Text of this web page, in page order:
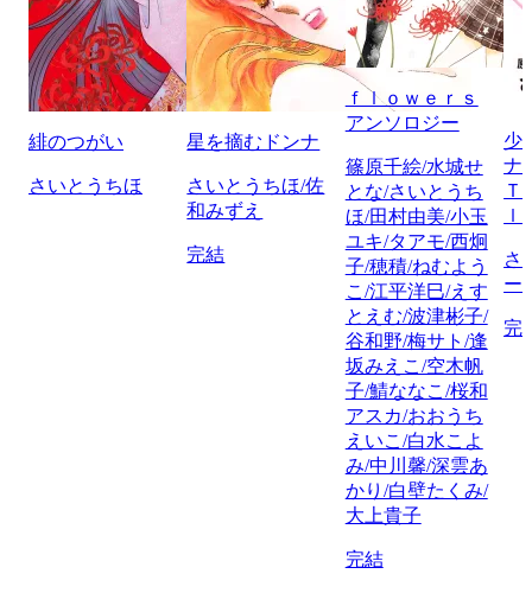
緋のつがい
さいとうちほ
星を摘むドンナ
さいとうちほ/佐
和みずえ
完結
ｆｌｏｗｅｒｓ
アンソロジー
篠原千絵/水城せ
とな/さいとうち
ほ/田村由美/小玉
ユキ/タアモ/西炯
子/穂積/ねむよう
こ/江平洋巳/えす
とえむ/波津彬子/
谷和野/梅サト/逢
坂みえこ/空木帆
子/鯖ななこ/桜和
アスカ/おおうち
えいこ/白水こよ
み/中川馨/深雲あ
かり/白壁たくみ/
大上貴子
完結
少
ナ
Ｔ
さ
ー
完